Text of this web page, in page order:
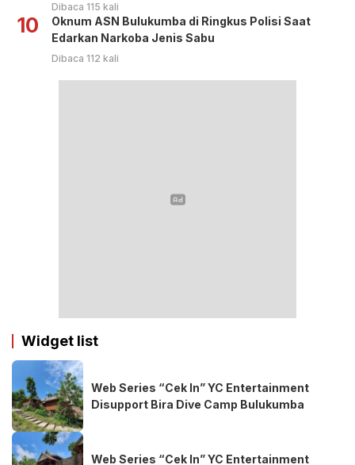
Dibaca 115 kali
10
Oknum ASN Bulukumba di Ringkus Polisi Saat
Edarkan Narkoba Jenis Sabu
Dibaca 112 kali
Widget list
Web Series “Cek In” YC Entertainment
Disupport Bira Dive Camp Bulukumba
Web Series “Cek In” YC Entertainment